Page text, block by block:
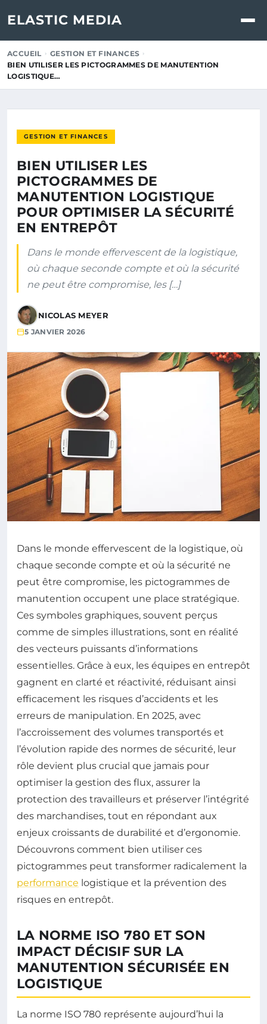
ELASTIC MEDIA
ACCUEIL
GESTION ET FINANCES
BIEN UTILISER LES PICTOGRAMMES DE MANUTENTION
LOGISTIQUE…
GESTION ET FINANCES
BIEN UTILISER LES
PICTOGRAMMES DE
MANUTENTION LOGISTIQUE
POUR OPTIMISER LA SÉCURITÉ
EN ENTREPÔT
Dans le monde effervescent de la logistique,
où chaque seconde compte et où la sécurité
ne peut être compromise, les […]
NICOLAS MEYER
5 JANVIER 2026
Dans le monde effervescent de la logistique, où
chaque seconde compte et où la sécurité ne
peut être compromise, les pictogrammes de
manutention occupent une place stratégique.
Ces symboles graphiques, souvent perçus
comme de simples illustrations, sont en réalité
des vecteurs puissants d’informations
essentielles. Grâce à eux, les équipes en entrepôt
gagnent en clarté et réactivité, réduisant ainsi
efficacement les risques d’accidents et les
erreurs de manipulation. En 2025, avec
l’accroissement des volumes transportés et
l’évolution rapide des normes de sécurité, leur
rôle devient plus crucial que jamais pour
optimiser la gestion des flux, assurer la
protection des travailleurs et préserver l’intégrité
des marchandises, tout en répondant aux
enjeux croissants de durabilité et d’ergonomie.
Découvrons comment bien utiliser ces
pictogrammes peut transformer radicalement la
performance logistique et la prévention des
risques en entrepôt.
LA NORME ISO 780 ET SON
IMPACT DÉCISIF SUR LA
MANUTENTION SÉCURISÉE EN
LOGISTIQUE
La norme ISO 780 représente aujourd’hui la